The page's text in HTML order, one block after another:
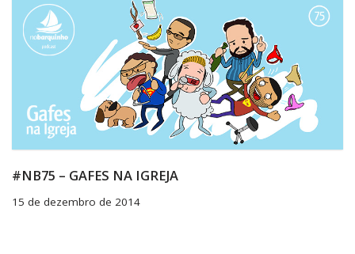
#NB75 – GAFES NA IGREJA
15 de dezembro de 2014